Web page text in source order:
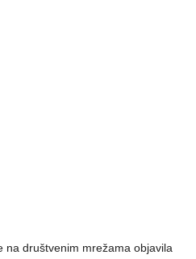
na društvenim mrežama objavila